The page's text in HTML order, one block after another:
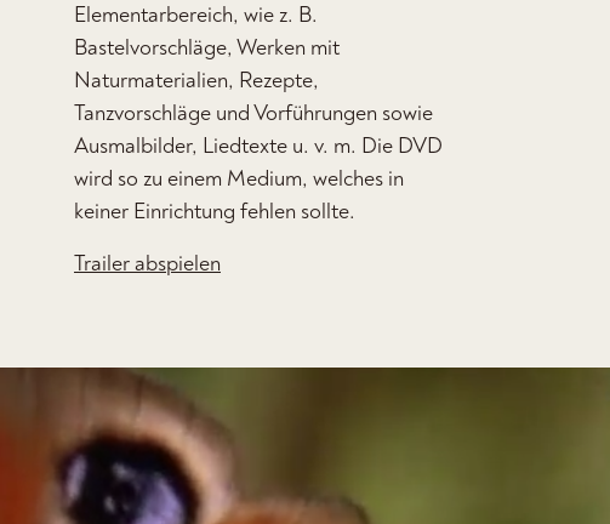
Elementarbereich, wie z. B.
Bastelvorschläge, Werken mit
Naturmaterialien, Rezepte,
Tanzvorschläge und Vorführungen sowie
Ausmalbilder, Liedtexte u. v. m. Die DVD
wird so zu einem Medium, welches in
keiner Einrichtung fehlen sollte.
Trailer abspielen